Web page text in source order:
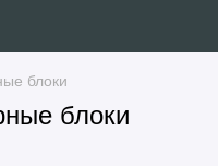
блоки
блоки